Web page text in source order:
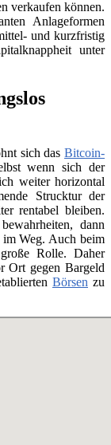
verkaufen können.
Anlageformen
und kurzfristig
unter
sich das Bitcoin-
wenn sich der
weiter horizontal
Strucktur der
rentabel bleiben.
dann
im Weg. Auch beim
Rolle. Daher
Ort gegen Bargeld
Börsen zu